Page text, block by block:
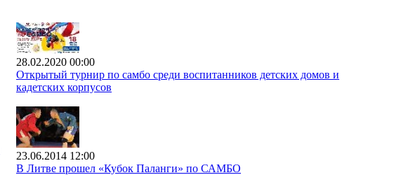
28.02.2020 00:00
Открытый турнир по самбо среди воспитанников детских домов и
кадетских корпусов
23.06.2014 12:00
В Литве прошел «Кубок Паланги» по САМБО